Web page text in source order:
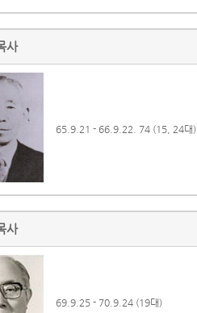
사
65.9.21 - 66.9.22. 74 (15, 24대)
사
69.9.25 - 70.9.24 (19대)